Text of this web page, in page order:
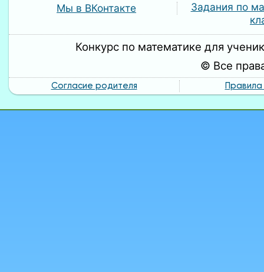
Мы в ВКонтакте
Задания по
Конкурс по математике для
© Все
Согласие родителя Правила